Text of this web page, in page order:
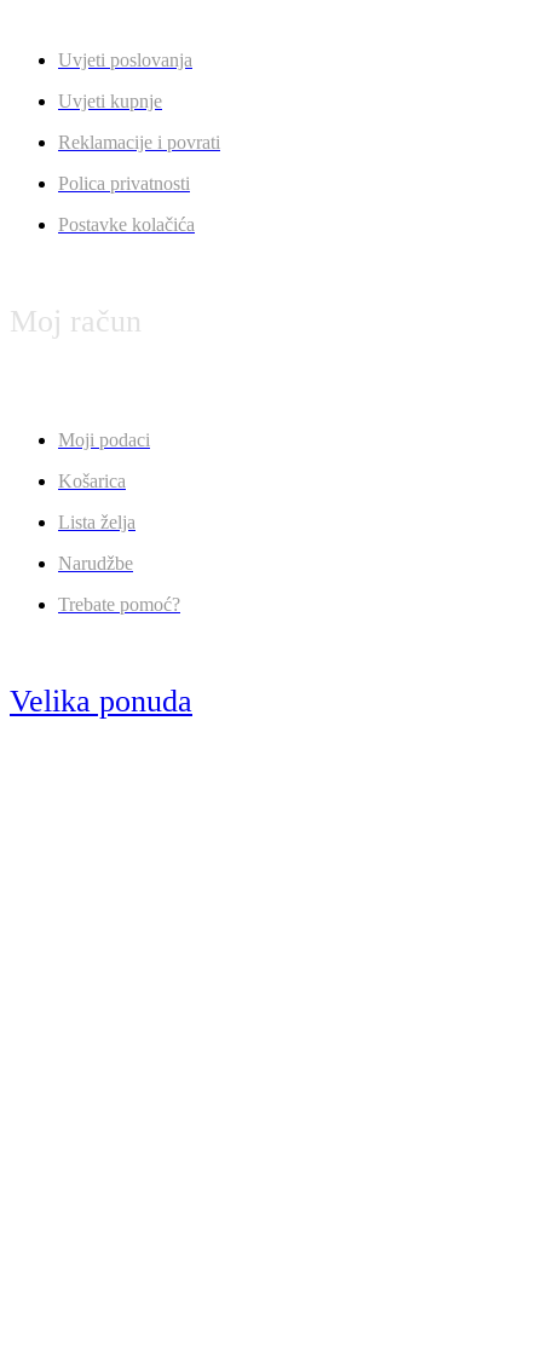
Uvjeti poslovanja
Uvjeti kupnje
Reklamacije i povrati
Polica privatnosti
Postavke kolačića
Moj račun
Moji podaci
Košarica
Lista želja
Narudžbe
Trebate pomoć?
Velika ponuda